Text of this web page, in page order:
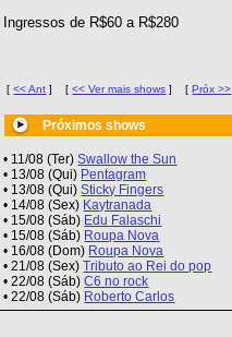
Ingressos de R$60 a R$280
[<< Ant ] [<< Ver mais shows ] [Próx >>
Próximos shows
• 11/08 (Ter)Swallow the Sun
• 13/08 (Qui) Pentagram
• 13/08 (Qui)Sticky Fingers
• 14/08 (Sex) Kaytranada
• 15/08 (Sáb) Edu Falaschi
• 15/08 (Sáb) Roupa Nova
• 16/08 (Dom) Roupa Nova
• 21/08 (Sex)Tributo ao Rei do pop
• 22/08 (Sáb)C6 no rock
• 22/08 (Sáb) Roberto Carlos